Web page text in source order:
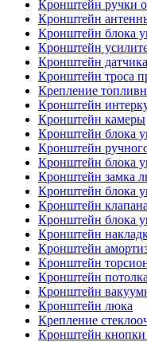
Кронштейн ручки
Кронштейн
Кронштейн блока
Кронштейн
Кронштейн
Кронштейн троса
Крепление
Кронштейн
Кронштейн камеры
Кронштейн блока
Кронштейн
Кронштейн блока
Кронштейн замка
Кронштейн блока
Кронштейн
Кронштейн блока
Кронштейн
Кронштейн
Кронштейн
Кронштейн потолка
Кронштейн
Кронштейн люка
Крепление
Кронштейн кнопки